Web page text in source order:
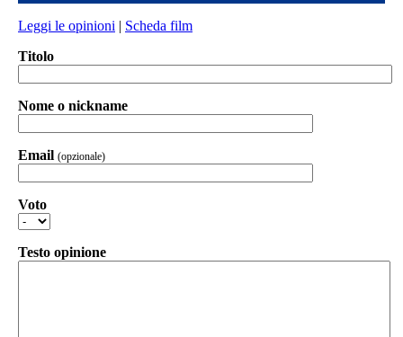
Leggi le opinioni | Scheda film
Titolo
Nome o nickname
Email (opzionale)
Voto
Testo opinione